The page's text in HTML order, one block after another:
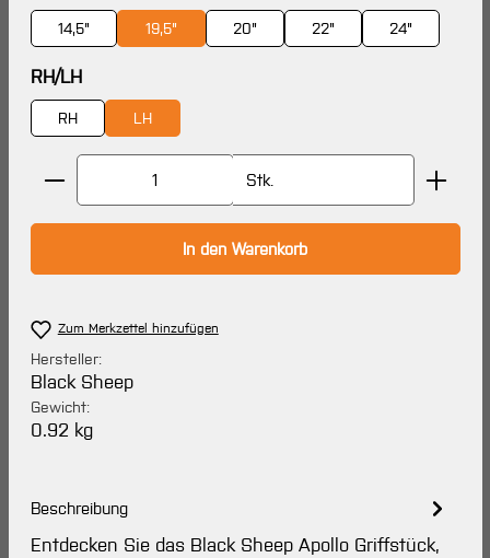
14,5" 19,5" 20" 22" 24"
RH/LHauswählen
RH LH
Produkt Anzahl: Gib den gewünschten Wert ein
Stk.
In den Warenkorb
Zum Merkzettel hinzufügen
Hersteller:
Black Sheep
Gewicht:
0.92 kg
Beschreibung
Entdecken Sie das Black Sheep Apollo Griffstück,